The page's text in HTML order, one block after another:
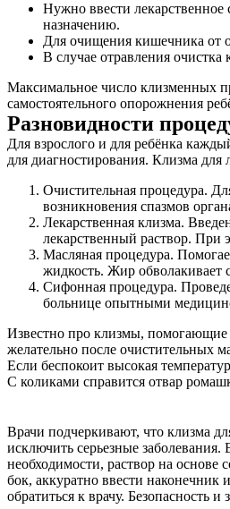
Нужно ввести лекарственное
назначению.
Для очищения кишечника от
В случае отравления
Максимальное число клизменных
самостоятельного опорожнения
Разновидности
Для взрослого и для ребёнка
для диагностирования. Клизма для
Очистительная процедура.
возникновения спазмов
Лекарственная клизма.
лекарственный раствор. При
Масляная процедура.
жидкость. Жир обволакивает
Сифонная процедура.
больнице опытными
Известно про клизмы, помогающие
желательно после очистительных
Если беспокоит высокая
С коликами справится отвар
Врачи подчеркивают, что клизма
исключить серьезные
необходимости, раствор на
бок, аккуратно ввести
обратиться к врачу. Безопасность